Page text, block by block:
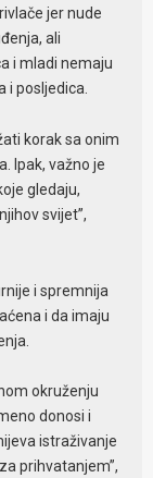
jer nude
ali
i mladi nemaju
i posljedica.
korak sa onim
Ipak, važno je
gledaju,
svijet”,
i spremnija
i da imaju
okruženju
donosi i
istraživanje
prihvatanjem”,